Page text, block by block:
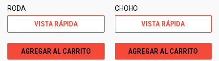
RODA
VISTA RÁPIDA
AGREGAR AL CARRITO
CHOHO
VISTA RÁPIDA
AGREGAR AL CARRITO